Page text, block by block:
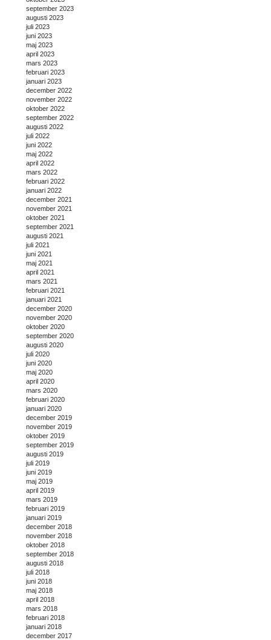
september 2023
augusti 2023
juli 2023
juni 2023
maj 2023
april 2023
mars 2023
februari 2023
januari 2023
december 2022
november 2022
oktober 2022
september 2022
augusti 2022
juli 2022
juni 2022
maj 2022
april 2022
mars 2022
februari 2022
januari 2022
december 2021
november 2021
oktober 2021
september 2021
augusti 2021
juli 2021
juni 2021
maj 2021
april 2021
mars 2021
februari 2021
januari 2021
december 2020
november 2020
oktober 2020
september 2020
augusti 2020
juli 2020
juni 2020
maj 2020
april 2020
mars 2020
februari 2020
januari 2020
december 2019
november 2019
oktober 2019
september 2019
augusti 2019
juli 2019
juni 2019
maj 2019
april 2019
mars 2019
februari 2019
januari 2019
december 2018
november 2018
oktober 2018
september 2018
augusti 2018
juli 2018
juni 2018
maj 2018
april 2018
mars 2018
februari 2018
januari 2018
december 2017